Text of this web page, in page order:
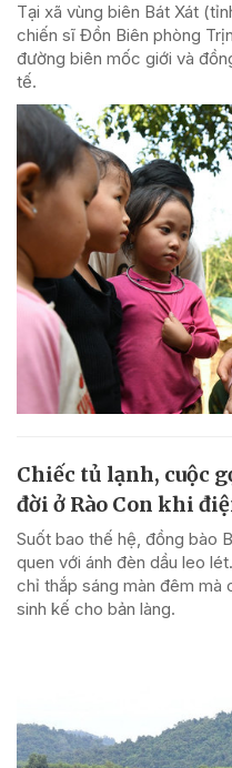
Tại xã vùng biên Bát Xát
chiến sĩ Đồn Biên phòng
đường biên mốc giới và
tế.
Chiếc tủ lạnh, cuộc
đời ở Rào Con khi
Suốt bao thế hệ, đồng bào
quen với ánh đèn dầu leo
chỉ thắp sáng màn đêm mà
sinh kế cho bản làng.